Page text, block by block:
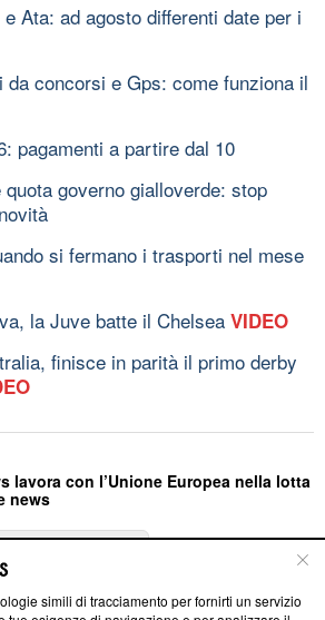
Ata: ad agosto differenti date per i
da concorsi e Gps: come funziona il
pagamenti a partire dal 10
governo gialloverde: stop
si fermano i trasporti nel mese
la Juve batte il Chelsea VIDEO
finisce in parità il primo derby
lavora con l’Unione Europea nella lotta
news
simili di tracciamento per fornirti un servizio